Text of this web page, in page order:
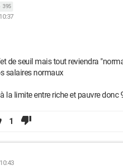
395
de seuil mais tout reviendra
salaires normaux
la limite entre riche et pauvre
1